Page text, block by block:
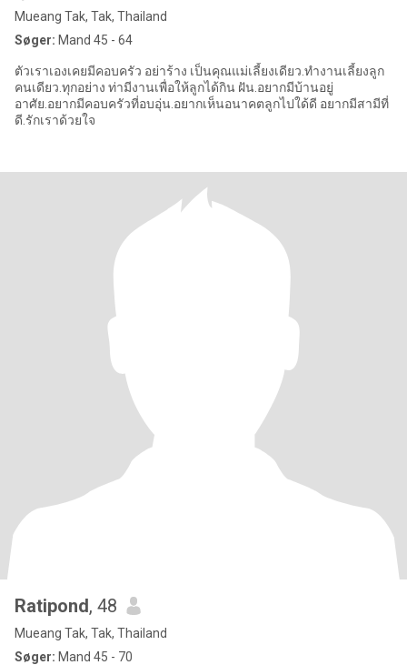
Mueang Tak, Tak, Thailand
Søger: Mand 45 - 64
ตัวเราเองเคยมีคอบครัว อย่าร้าง เป็นคุณแม่เลี้ยงเดียว.ทำงานเลี้ยงลูก
คนเดียว.ทุกอย่าง ท่ามีงานเพื่อให้ลูกได้กิน ฝัน.อยากมีบ้านอยู่
อาศัย.อยากมีคอบครัวที่อบอุ่น.อยากเห็นอนาคตลูกไปใด้ดี อยากมีสามีที่
ดี.รักเราด้วยใจ
Ratipond, 48
Mueang Tak, Tak, Thailand
Søger: Mand 45 - 70